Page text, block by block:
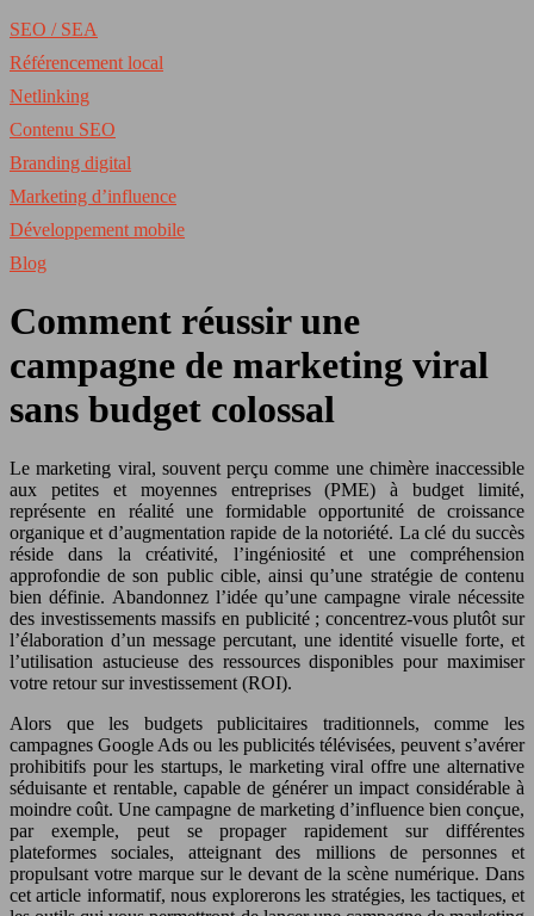
SEO / SEA
Référencement local
Netlinking
Contenu SEO
Branding digital
Marketing d’influence
Développement mobile
Blog
Comment réussir une
campagne de marketing viral
sans budget colossal
Le marketing viral, souvent perçu comme une chimère inaccessible
aux petites et moyennes entreprises (PME) à budget limité,
représente en réalité une formidable opportunité de croissance
organique et d’augmentation rapide de la notoriété. La clé du succès
réside dans la créativité, l’ingéniosité et une compréhension
approfondie de son public cible, ainsi qu’une stratégie de contenu
bien définie. Abandonnez l’idée qu’une campagne virale nécessite
des investissements massifs en publicité ; concentrez-vous plutôt sur
l’élaboration d’un message percutant, une identité visuelle forte, et
l’utilisation astucieuse des ressources disponibles pour maximiser
votre retour sur investissement (ROI).
Alors que les budgets publicitaires traditionnels, comme les
campagnes Google Ads ou les publicités télévisées, peuvent s’avérer
prohibitifs pour les startups, le marketing viral offre une alternative
séduisante et rentable, capable de générer un impact considérable à
moindre coût. Une campagne de marketing d’influence bien conçue,
par exemple, peut se propager rapidement sur différentes
plateformes sociales, atteignant des millions de personnes et
propulsant votre marque sur le devant de la scène numérique. Dans
cet article informatif, nous explorerons les stratégies, les tactiques, et